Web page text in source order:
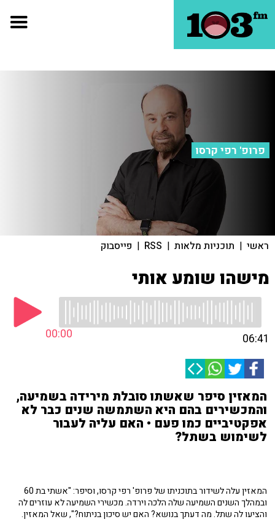
פרופ' רפי קרסו
ראשי | תוכניות מלאות |
RSS
| פייסבוק
מישהו שומע אותי
00:00 06:41
המאזין סיפר שאשתו סובלת מירידה בשמיעה,
והמכשירים בהם היא השתמשה שנים כבר לא
אפקטיביים כמו פעם • האם עליה לעבור
לשימוש בשתל?
המאזין עלה לשידור בתוכניתו של פרופ' רפי קרסו, וסיפר: "אשתי בת 60
ובמהלך השנים השמיעה שלה הלכה וירדה. מכשירי השמיעה לא עוזרים לה
והציעו לה שתל. מה דעתך בנושא? האם יש סיכון בניתוח?", שאל המאזין.